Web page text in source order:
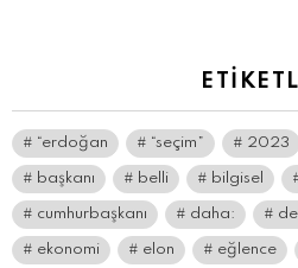
“erdoğan “seçim” 2023
başkanı belli bilgisel
cumhurbaşkanı daha:
ekonomi elon eğlence